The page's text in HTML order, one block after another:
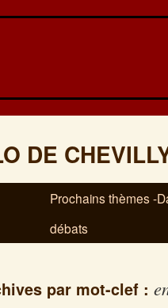
DE
Prochains thèmes -
débats
par mot-clef :